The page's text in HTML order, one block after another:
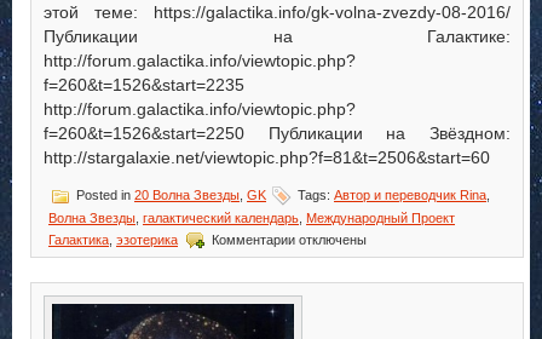
этой теме: https://galactika.info/gk-volna-zvezdy-08-2016/
Публикации на Галактике:
http://forum.galactika.info/viewtopic.php?
f=260&t=1526&start=2235
http://forum.galactika.info/viewtopic.php?
f=260&t=1526&start=2250 Публикации на Звёздном:
http://stargalaxie.net/viewtopic.php?f=81&t=2506&start=60
Posted in 20 Волна Звезды GK Tags: Автор и переводчик Rina
Волна Звезды галактический календарь Международный Проект
Галактика эзотерика Комментариик
записи
Календарь.
отключены